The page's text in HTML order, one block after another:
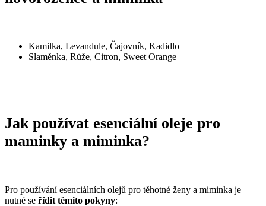
Kamilka, Levandule, Čajovník, Kadidlo
Slaměnka, Růže, Citron, Sweet Orange
Jak používat esenciální oleje pro
maminky a miminka?
Pro používání esenciálních olejů pro těhotné ženy a miminka je
nutné se řídit těmito pokyny: